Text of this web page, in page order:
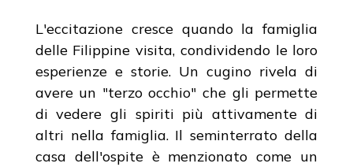
L'eccitazione cresce quando la famiglia
delle Filippine visita, condividendo le loro
esperienze e storie. Un cugino rivela di
avere un "terzo occhio" che gli permette
di vedere gli spiriti più attivamente di
altri nella famiglia. Il seminterrato della
casa dell'ospite è menzionato come un